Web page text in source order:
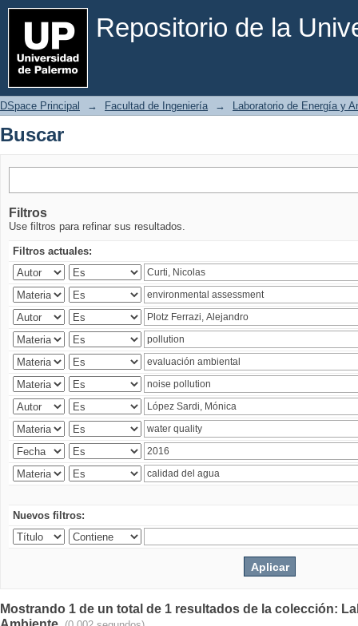
Repositorio de la
Buscar
DSpace Principal → Facultad de Ingeniería → Laboratorio de Energía y
Buscar
Filtros
Use filtros para refinar sus resultados.
Filtros actuales:
Nuevos filtros:
Mostrando 1 de un total de 1 resultados de la colección: